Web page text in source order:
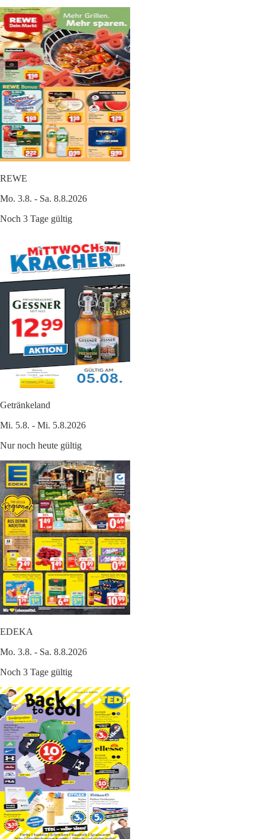
REWE
Mo. 3.8. - Sa. 8.8.2026
Noch 3 Tage gültig
Getränkeland
Mi. 5.8. - Mi. 5.8.2026
Nur noch heute gültig
EDEKA
Mo. 3.8. - Sa. 8.8.2026
Noch 3 Tage gültig